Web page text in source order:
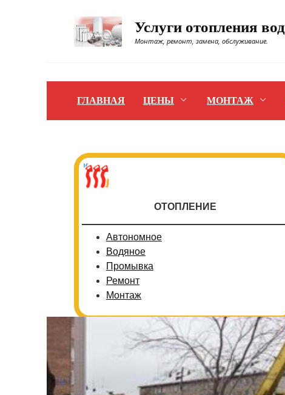
Услуги отопления
Монтаж, ремонт, замена, обслуживание.
ГЛАВНАЯ ЦЕНЫ МОНТАЖ
ОТОПЛЕНИЕ
Автономное
Водяное
Промывка
Ремонт
Монтаж